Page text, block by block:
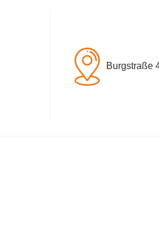
Burgstraße